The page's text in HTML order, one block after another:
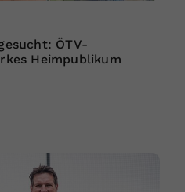
ÖTV-
Heimpublikum